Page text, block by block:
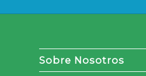
Sobre Nosotros